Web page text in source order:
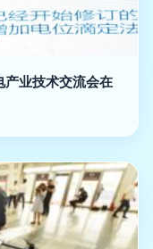
产业技术交流会在